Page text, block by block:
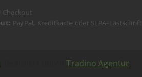
PayPal, Kreditkarte oder SEPA-Lastschrift
Tradino Agentur